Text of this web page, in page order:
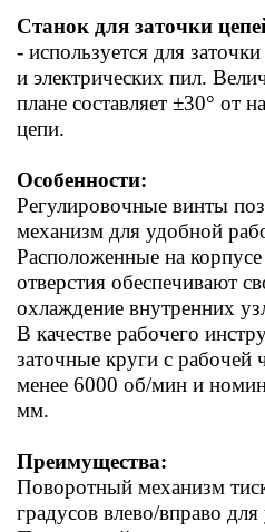
Станок для заточки
- используется для
и электрических пил.
плане составляет ±30° от
цепи.
Особенности:
Регулировочные винты
механизм для удобной
Расположенные на
отверстия обеспечивают
охлаждение внутренних
В качестве рабочего
заточные круги с рабочей
менее 6000 об/мин и
мм.
Преимущества:
Поворотный механизм
градусов влево/вправо